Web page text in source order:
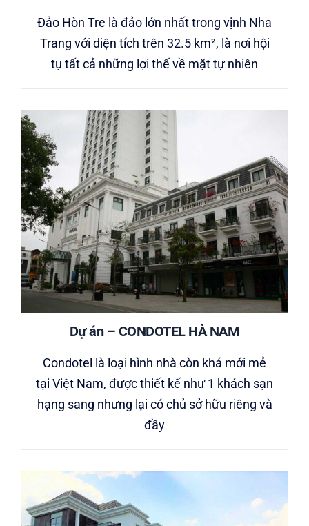
Đảo Hòn Tre là đảo lớn nhất trong vịnh Nha
Trang với diện tích trên 32.5 km², là nơi hội
tụ tất cả những lợi thế về mặt tự nhiên
Dự án – CONDOTEL HÀ NAM
Condotel là loại hình nhà còn khá mới mẻ
tại Việt Nam, được thiết kế như 1 khách sạn
hạng sang nhưng lại có chủ sở hữu riêng và
đầy